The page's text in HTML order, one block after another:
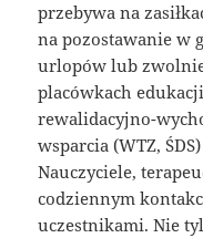
przebywa na
na pozostawanie w
urlopów lub
placówkach
rewalidacyjno-
wsparcia (WTZ,
Nauczyciele,
codziennym
uczestnikami. Nie